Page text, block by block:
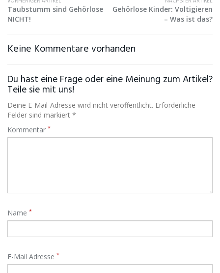
Taubstumm sind Gehörlose
NICHT!
Gehörlose Kinder: Voltigieren
– Was ist das?
Keine Kommentare vorhanden
Du hast eine Frage oder eine Meinung zum Artikel?
Teile sie mit uns!
Deine E-Mail-Adresse wird nicht veröffentlicht. Erforderliche
Felder sind markiert *
Kommentar *
Name *
E-Mail Adresse *